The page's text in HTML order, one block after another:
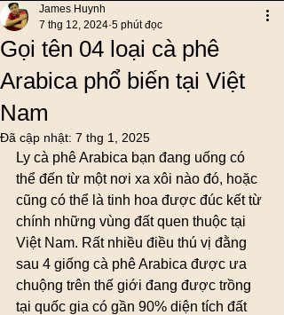
Gọi tên 04 loại cà phê
Arabica phổ biến tại Việt
Nam
James Huynh
7 thg 12, 2024 5 phút đọc
Đã cập nhật: 7 thg 1, 2025
Ly cà phê Arabica bạn đang uống có
thể đến từ một nơi xa xôi nào đó, hoặc
cũng có thể là tinh hoa được đúc kết từ
chính những vùng đất quen thuộc tại
Việt Nam. Rất nhiều điều thú vị đằng
sau 4 giống cà phê Arabica được ưa
chuộng trên thế giới đang được trồng
tại quốc gia có gần 90% diện tích đất